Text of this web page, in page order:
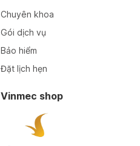
Chuyên khoa
Gói dịch vụ
Bảo hiểm
Đặt lịch hẹn
Vinmec shop